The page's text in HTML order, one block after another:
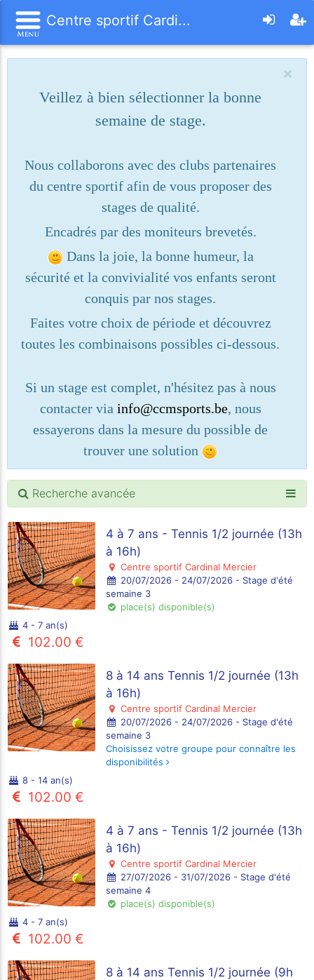
Centre sportif Cardi...
×
Veillez à bien sélectionner la bonne
semaine de stage.
Nous collaborons avec des clubs partenaires
du centre sportif afin de vous proposer des
stages de qualité.
Encadrés par des moniteurs brevetés.
Dans la joie, la bonne humeur, la
sécurité et la convivialité vos enfants seront
conquis par nos stages.
Faites votre choix de période et découvrez
toutes les combinaisons possibles ci-dessous.
Si un stage est complet, n'hésitez pas à nous
contacter via info@ccmsports.be, nous
essayerons dans la mesure du possible de
trouver une solution
Recherche avancée
4 à 7 ans - Tennis 1/2 journée (13h
à 16h)
Centre sportif Cardinal Mercier
20/07/2026 - 24/07/2026 - Stage d'été
semaine 3
place(s) disponible(s)
4 - 7 an(s)
102.00 €
8 à 14 ans Tennis 1/2 journée (13h
à 16h)
Centre sportif Cardinal Mercier
20/07/2026 - 24/07/2026 - Stage d'été
semaine 3
Choisissez votre groupe pour connaître les
disponibilités
8 - 14 an(s)
102.00 €
4 à 7 ans - Tennis 1/2 journée (13h
à 16h)
Centre sportif Cardinal Mercier
27/07/2026 - 31/07/2026 - Stage d'été
semaine 4
place(s) disponible(s)
4 - 7 an(s)
102.00 €
8 à 14 ans Tennis 1/2 journée (9h